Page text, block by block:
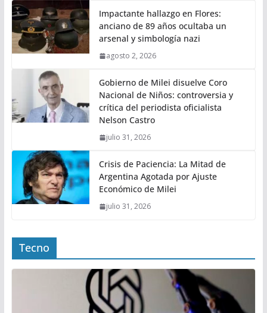
Impactante hallazgo en Flores:
anciano de 89 años ocultaba un
arsenal y simbología nazi
agosto 2, 2026
Gobierno de Milei disuelve Coro
Nacional de Niños: controversia y
crítica del periodista oficialista
Nelson Castro
julio 31, 2026
Crisis de Paciencia: La Mitad de
Argentina Agotada por Ajuste
Económico de Milei
julio 31, 2026
Tecno